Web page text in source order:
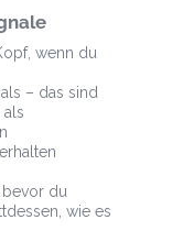
wenn du
– das sind
als
bevor du
wie es